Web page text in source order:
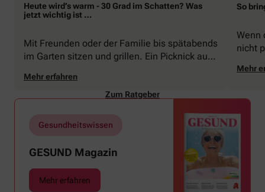
Heute wird’s warm - 30 Grad im Schatten? Was
jetzt wichtig ist …
Mit Freunden oder der Familie bis spätabends
im Garten sitzen und grillen. Ein Picknick auf
den See gleiten oder eine Radtour durch die
blühende Landschaft unternehmen … Der
Doch manchmal macht er uns auch ganz
schön zu schaffen. Wenn die Temperaturen
tagsüber auf mehr als 30 Grad klettern und
uns warme Tropennächte den Schlaf rauben,
sehnen wir uns oft nach einem erfrischenden
Regenschauer und Abkühlung.
Mehr erfahren
So
Wenn
nicht
Mehr
Zum Ratgeber
Gesundheitswissen
GESUND Magazin
Mehr erfahren